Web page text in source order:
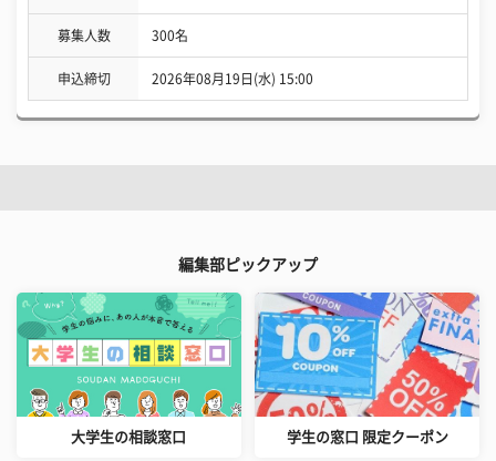
募集人数 300名
申込締切 2026年08月19日(水) 15:00
編集部ピックアップ
大学生の相談窓口 学生の窓口 限定クーポン